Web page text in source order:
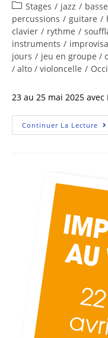
Stages / jazz /
percussions / guitare /
clavier / rythme /
instruments /
jours / jeu en groupe /
/ alto / violoncelle /
23 au 25 mai 2025
Continuer La Lecture